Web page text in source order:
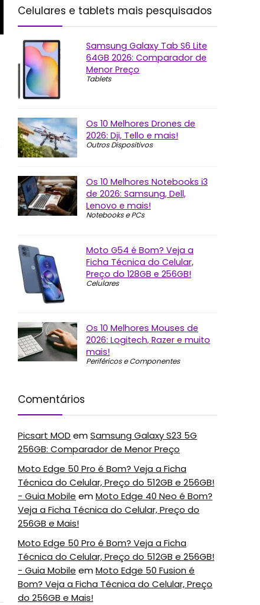
Celulares e tablets mais pesquisados
Samsung Galaxy Tab S6 Lite
64GB 2026: Comparador de
Menor Preço
Tablets
Os 10 Melhores Drones de
2026: Dji, Tello e mais!
Outros Dispositivos
Os 10 Melhores Notebooks i3
de 2026: Samsung, Dell,
Lenovo e mais!
Notebooks e PCs
Moto G54 é Bom? Veja a
Ficha Técnica do Celular,
Preço do 128GB e 256GB!
Celulares
Os 10 Melhores Mouses de
2026: Logitech, Razer e muito
mais!
Periféricos e Componentes
Comentários
Picsart MOD emSamsung Galaxy S23 5G
256GB: Comparador de Menor Preço
Moto Edge 50 Pro é Bom? Veja a Ficha
Técnica do Celular, Preço do 512GB e 256GB!
- Guia Mobile emMoto Edge 40 Neo é Bom?
Veja a Ficha Técnica do Celular, Preço do
256GB e Mais!
Moto Edge 50 Pro é Bom? Veja a Ficha
Técnica do Celular, Preço do 512GB e 256GB!
- Guia Mobile emMoto Edge 50 Fusion é
Bom? Veja a Ficha Técnica do Celular, Preço
do 256GB e Mais!